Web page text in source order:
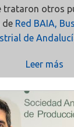
trataron otros
de Red BAIA,
de
Leer más